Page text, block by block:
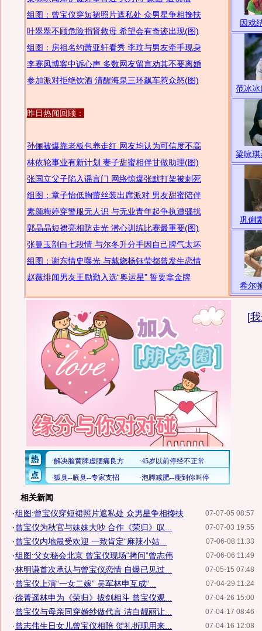
组图：曾宝仪穿短裙照片遮私处 众男星争相搀扶
叶翠翠不顾危险捐肾救母 希望会有奇迹出现(图)
组图：房祖名约萧亚轩看秀 李玟与男友牵手现身
李赛凤博客中诉心声 多数网友留言劝其不要离婚
参加派对拒绝饮酒 清醒海泉三环飙车惹众怒(图)
昨日热闻回顾：
孙俪被爆靠老板包养走红 网友均认为可信度不高
林依轮事业有新计划 妻子甜蜜相伴甘做助理(图)
张国立父子陷入谣言门 网络惊爆张默打架被刺死
组图：章子怡低胸蕾丝装出席派对 男友甜蜜陪伴
素颜梅婷穿警服无人识 与无业青年起争执遭骚扰
郭晶晶短裙亮相防走光 潜心训练比赛最重要(图)
张曼玉剖白七段情 与尔冬升分手因自己脾气太坏
组图：谢东情史曝光 与戴娆杨钰莹都曾发生恋情
赵薇绯闻男友王励勤入选“奥运星” 誓要拿金牌
因戏
范冰
梁咏
巩俐
希尔
[
相关新闻
07-07-05 08:57
·组图:曾宝仪穿短裙照片遮私处 众男星争相搀扶
07-07-03 19:55
·曾宝仪为秋官与妹妹大吵 合作《荣归》叹...
07-06-08 11:33
·曾宝仪内地最受欢迎 一致肯定“麻辣小姑...
07-06-06 11:49
·组图:父女秘会北京 曾宝仪现场“拷问”曾志伟
07-05-15 07:48
·林明谦首次承认与曾宝仪恋情 自爆已见过...
07-04-29 11:24
·曾宝仪上演“一女二嫁” 吴军林申互成“...
07-04-26 15:00
·徐菁遥林申为《荣归》拔剑相斗 曾宝仪观...
07-04-17 08:46
·曾宝仪与母亲同穿婚纱做代言 洁白靓丽让...
07-04-16 12:08
·曾志伟生日女儿曾宝仪相陪 贺礼折现用来...